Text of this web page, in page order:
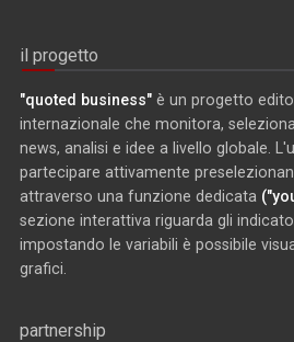
il progetto
"quoted business" è un progetto
internazionale che monitora,
news, analisi e idee a livello globale.
partecipare attivamente
attraverso una funzione dedicata
sezione interattiva riguarda gli
impostando le variabili è possibile
grafici.
partnership